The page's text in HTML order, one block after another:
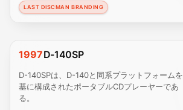
LAST DISCMAN BRANDING
1997D-140SP
D-140SPは、D-140と同系プラットフォームを
基に構成されたポータブルCDプレーヤーであ
る。